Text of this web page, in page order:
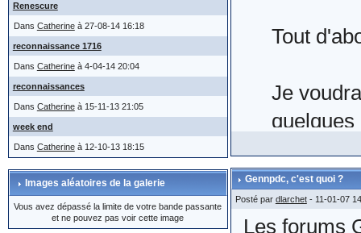
Renescure
Dans Catherineà 27-08-14 16:18
reconnaissance 1716
Dans Catherineà 4-04-14 20:04
reconnaissances
Dans Catherineà 15-11-13 21:05
week end
Dans Catherineà 12-10-13 18:15
Images aléatoires de la galerie
Vous avez dépassé la limite de votre bande passante
et ne pouvez pas voir cette image
moteur
l'envoi)
fait 2 à 3
Il
Tout
Je
forums.
Voici
Gennpdc, c'est quoi ?
Posté par dlarchet- 11-01-07
Les forums